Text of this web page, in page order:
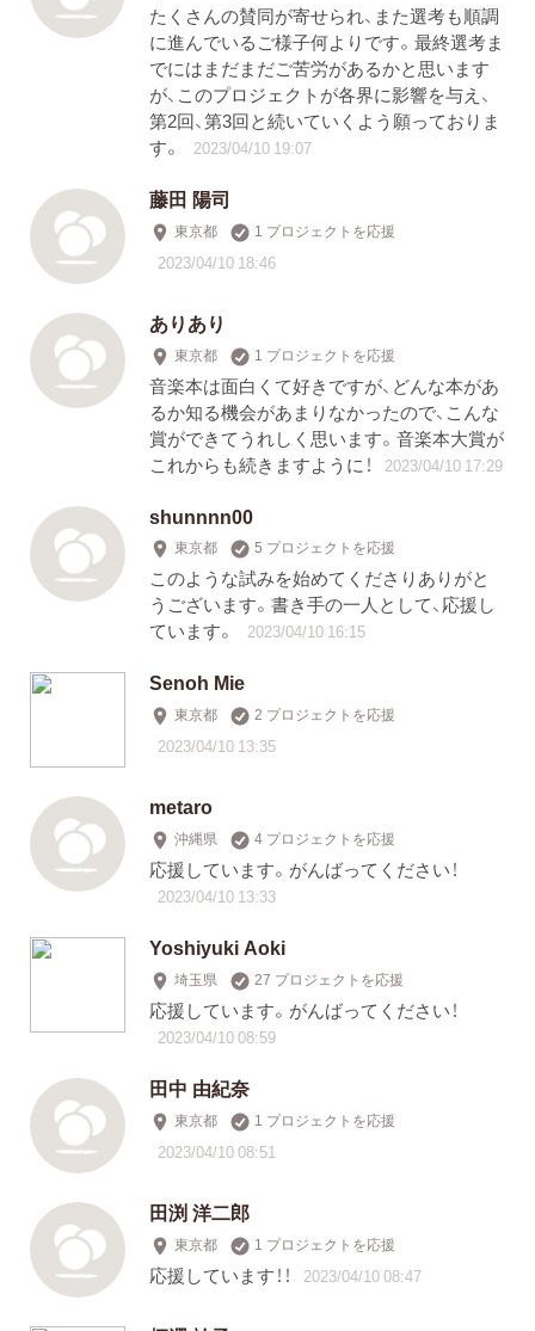
たくさんの賛同が寄せられ、また選考も順調
に進んでいるご様子何よりです。最終選考ま
でにはまだまだご苦労があるかと思います
が、このプロジェクトが各界に影響を与え、
第2回、第3回と続いていくよう願っておりま
す。
2023/04/10 19:07
藤田 陽司
東京都 1 プロジェクトを応援
2023/04/10 18:46
ありあり
東京都 1 プロジェクトを応援
音楽本は面白くて好きですが、どんな本があ
るか知る機会があまりなかったので、こんな
賞ができてうれしく思います。音楽本大賞が
これからも続きますように！
2023/04/10 17:29
shunnnn00
東京都 5 プロジェクトを応援
このような試みを始めてくださりありがと
うございます。書き手の一人として、応援し
ています。
2023/04/10 16:15
Senoh Mie
東京都 2 プロジェクトを応援
2023/04/10 13:35
metaro
沖縄県 4 プロジェクトを応援
応援しています。がんばってください！
2023/04/10 13:33
Yoshiyuki Aoki
埼玉県 27 プロジェクトを応援
応援しています。がんばってください！
2023/04/10 08:59
田中 由紀奈
東京都 1 プロジェクトを応援
2023/04/10 08:51
田渕 洋二郎
東京都 1 プロジェクトを応援
応援しています！！ 2023/04/10 08:47